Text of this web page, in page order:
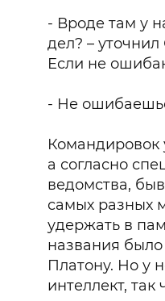
- Вроде там у
дел? –
Если не
- Не
Командировок
а согласно
ведомства,
самых разных
удержать в
названия было
Платону. Но у
интеллект, так